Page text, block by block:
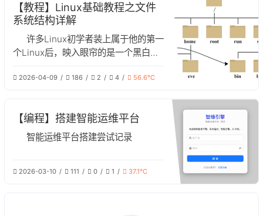
【教程】Linux基础教程之文件
系统结构详解
许多Linux初学者装上属于他的第一
个Linux后，映入眼帘的是一个黑白的
这对于一个初学者来说可能相当费解。
我们将对Linux系统的文件结构进行解
析。
2026-04-09 186 2 4 56.6℃
【编程】搭建智能运维平台
智能运维平台搭建尝试记录
2026-03-10 111 0 1 37.1℃